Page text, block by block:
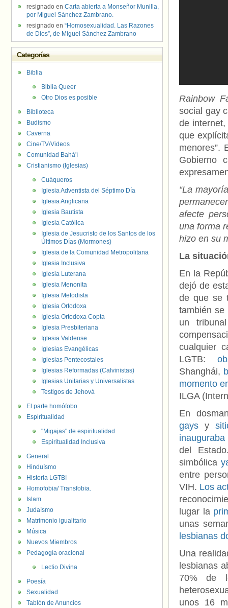
Rainbow
social gay
de
que
menores”.
Gobierno
“La
afecte
una forma
hizo en su
La
En la
dejó de
de que se
también
un
cualquier
LGTB:
Shanghái,
momento
ILGA
En
gays y
inauguraba
del
simbólica
entre
VIH. Los
lugar la
unas
lesbianas
Una
lesbianas
70% de
unos 16
resignado en Carta abierta a Monseñor Munilla,
por Miguel Sánchez Zambrano.
resignado en “Homosexualidad. Las Razones
de Dios”, de Miguel Sánchez Zambrano
Categorías
Biblia
Biblia Queer
Otro Dios es posible
Biblioteca
Budismo
Caverna
Cine/TV/Videos
Comunidad Bahá'í
Cristianismo (Iglesias)
Cuáqueros
Iglesia Adventista del Séptimo Día
Iglesia Anglicana
Iglesia Bautista
Iglesia Católica
Iglesia de Jesucristo de los Santos de los
Últimos Días (Mormones)
Iglesia de la Comunidad Metropolitana
Iglesia Inclusiva
Iglesia Luterana
Iglesia Menonita
Iglesia Metodista
Iglesia Ortodoxa
Iglesia Ortodoxa Copta
Iglesia Presbiteriana
Iglesia Valdense
Iglesias Evangélicas
Iglesias Pentecostales
Iglesias Reformadas (Calvinistas)
Iglesias Unitarias y Universalistas
Testigos de Jehová
El parte homófobo
Espiritualidad
"Migajas" de espiritualidad
Espiritualidad Inclusiva
General
Hinduísmo
Historia LGTBI
Homofobia/ Transfobia.
Islam
Judaísmo
Matrimonio igualitario
Música
Nuevos Miembros
Pedagogía oracional
Lectio Divina
Poesía
Sexualidad
Tablón de Anuncios